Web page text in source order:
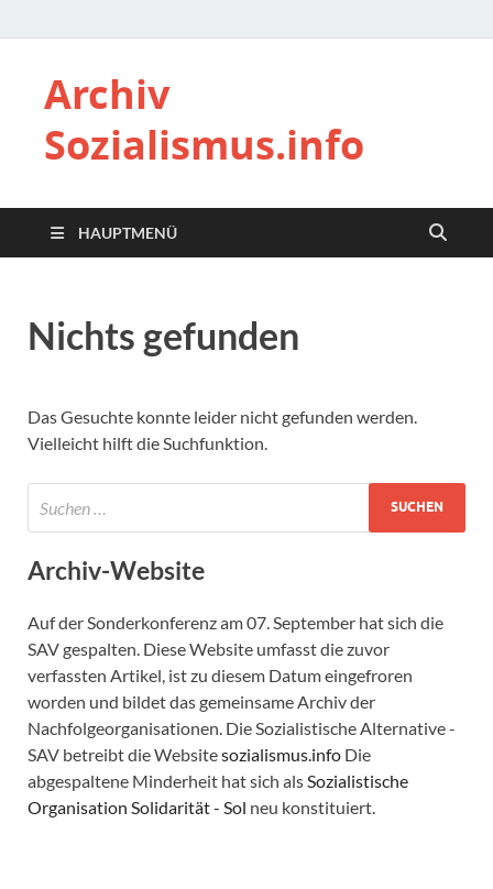
Archiv
Sozialismus.info
HAUPTMENÜ
Nichts gefunden
Das Gesuchte konnte leider nicht gefunden werden.
Vielleicht hilft die Suchfunktion.
Archiv-Website
Auf der Sonderkonferenz am 07. September hat sich die
SAV gespalten. Diese Website umfasst die zuvor
verfassten Artikel, ist zu diesem Datum eingefroren
worden und bildet das gemeinsame Archiv der
Nachfolgeorganisationen. Die Sozialistische Alternative -
SAV betreibt die Websitesozialismus.info Die
abgespaltene Minderheit hat sich alsSozialistische
Organisation Solidarität - Sol neu konstituiert.